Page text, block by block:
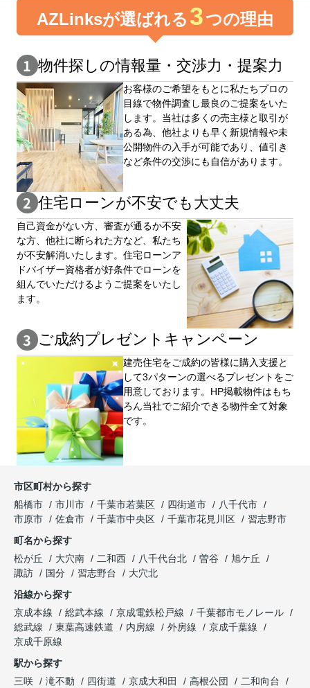
AZLinksが選ばれる 3つの理由
物件探しの情報量・交渉⼒・提案⼒
お客様のご希望をもとに私たちプロの
目線で物件調査し最良のご提案をいた
します。当社は多くの売主様と取引が
ある為、他社よりも早く新規情報や未
公開物件の⼊手が可能であり、値引き
など条件の交渉にも自信があります。
住宅ローンが不安でも大丈夫
自⼰資⾦がない⽅、審査が通るか不安
な⽅、他社に断られた⽅など、私たち
が不安解消いたします。住宅ローンア
ドバイザー資格者が好条件でローンを
組んでいただけるようご提案をいたし
ます。
ご成約プレゼントキャンペーン
建売住宅をご成約の皆様に購⼊⽀援と
して3パターンの選べるプレゼントをご
用意しております。HP掲載物件はもち
ろん当社でご紹介できる物件全て対象
です。
市区町村から探す
船橋市
市川市 千葉市若葉区 四街道市
八千代市
市原市
佐倉市 千葉市中央区 千葉市花見川区
習志野市
町名から探す
松が丘
大穴南 二和西 八千代台北 曽谷
旭ケ丘
諏訪
国分 習志野台
大穴北
沿線から探す
京成本線
総武本線 京成電鉄松戸線
千葉都市モノレール
総武線
東葉高速鉄道 内房線 外房線
京成千葉線
京成千原線
駅から探す
三咲
滝不動 四街道 京成大和田 高根公団
二和向台